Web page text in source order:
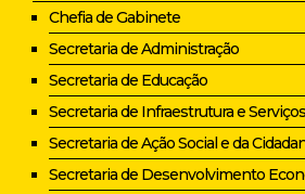
Chefia de Gabinete
Secretaria de Administração
Secretaria de Educação
Secretaria de Infraestrutura e
Secretaria de Ação Social e da
Secretaria de Desenvolvimento